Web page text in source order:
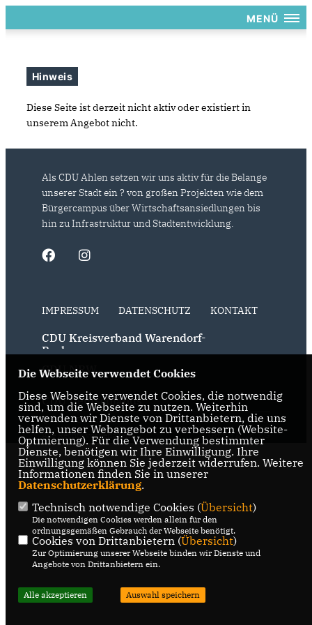
MENÜ
Hinweis
Diese Seite ist derzeit nicht aktiv oder existiert in
unserem Angebot nicht.
Als CDU Ahlen setzen wir uns aktiv für die Belange
unserer Stadt ein ? von großen Projekten wie dem
Bürgercampus über Wirtschaftsansiedlungen bis
hin zu Infrastruktur und Stadtentwicklung.
IMPRESSUM DATENSCHUTZ KONTAKT
CDU Kreisverband Warendorf-
Beckum
CDU NRW
CDU Deutschlands
@2026 CDU Ahlen
Alle Rechte vorbehalten.
Realisation: Sharkness Media
GmbH & Co. KG
Die Webseite verwendet Cookies
Diese Webseite verwendet Cookies, die notwendig
sind, um die Webseite zu nutzen. Weiterhin
verwenden wir Dienste von Drittanbietern, die uns
helfen, unser Webangebot zu verbessern (Website-
Optmierung). Für die Verwendung bestimmter
Dienste, benötigen wir Ihre Einwilligung. Ihre
Einwilligung können Sie jederzeit widerrufen. Weitere
Informationen finden Sie in unserer
Datenschutzerklärung.
Technisch notwendige Cookies (Übersicht)
Die notwendigen Cookies werden allein für den
ordnungsgemäßen Gebrauch der Webseite benötigt.
Cookies von Drittanbietern (Übersicht)
Zur Optimierung unserer Webseite binden wir Dienste und
Angebote von Drittanbietern ein.
Alle akzeptieren Auswahl speichern